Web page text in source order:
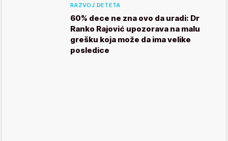
RAZVOJ DETETA
60% dece ne zna ovo da uradi: Dr
Ranko Rajović upozorava na malu
grešku koja može da ima velike
posledice